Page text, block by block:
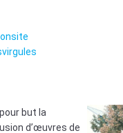
but la
d’œuvres de